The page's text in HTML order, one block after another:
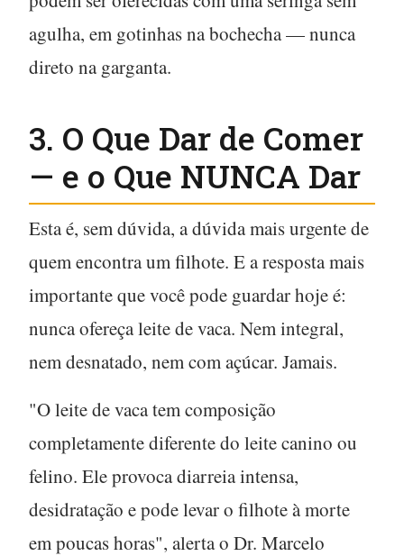
agulha, em gotinhas na bochecha — nunca
direto na garganta.
3. O Que Dar de Comer
— e o Que NUNCA Dar
Esta é, sem dúvida, a dúvida mais urgente de
quem encontra um filhote. E a resposta mais
importante que você pode guardar hoje é:
nunca ofereça leite de vaca. Nem integral,
nem desnatado, nem com açúcar. Jamais.
"O leite de vaca tem composição
completamente diferente do leite canino ou
felino. Ele provoca diarreia intensa,
desidratação e pode levar o filhote à morte
em poucas horas", alerta o Dr. Marcelo